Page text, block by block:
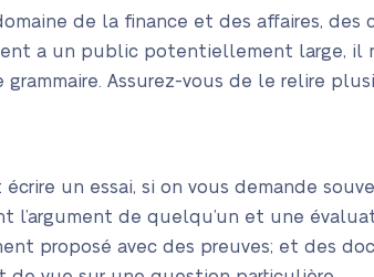
de la finance et des affaires, des
a un public potentiellement large, il
Assurez-vous de le relire
écrire un essai, si on vous demande
l’argument de quelqu’un et une
proposé avec des preuves; et des